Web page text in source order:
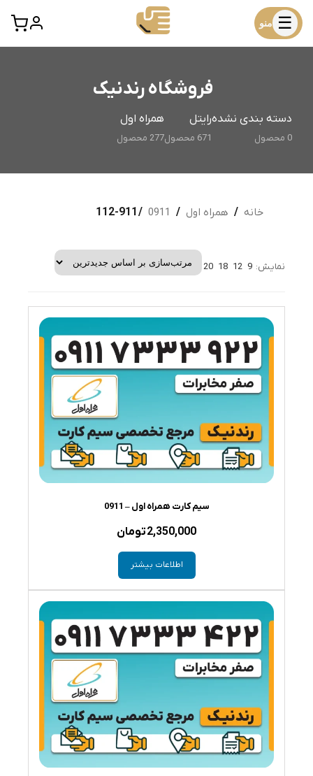
☰ منو
فروشگاه رندنیک
دسته بندی نشده
0 محصول
رایتل
671 محصول
همراه اول
277 محصول
خانه / همراه اول /
0911
/ 911-112
نمایش: 9
12
18
20
سیم کارت همراه اول – 0911
2,350,000تومان
اطلاعات بیشتر